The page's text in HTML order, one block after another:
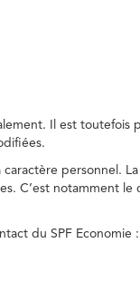
Il est toutefois
caractère personnel.
C’est notamment le
du SPF Economie :